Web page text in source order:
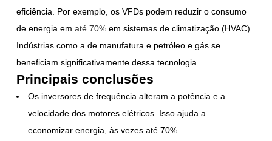
eficiência. Por exemplo, os VFDs podem reduzir o consumo
de energia em até 70% em sistemas de climatização (HVAC).
Indústrias como a de manufatura e petróleo e gás se
beneficiam significativamente dessa tecnologia.
Principais conclusões
Os inversores de frequência alteram a potência e a
velocidade dos motores elétricos. Isso ajuda a
economizar energia, às vezes até 70%.